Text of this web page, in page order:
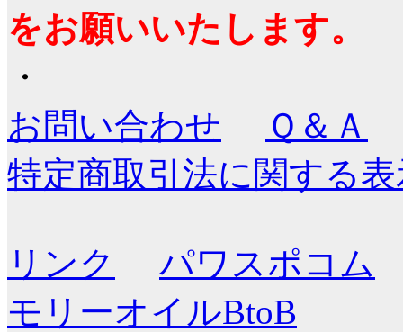
をお願いいたします。
・
お問い合わせ
Ｑ＆Ａ
特定商取引法に関する
リンク
パワスポコム
モリーオイルBtoB